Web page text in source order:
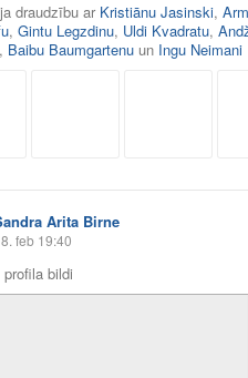
draudzību ar Kristiānu Jasinski,
, Gintu Legzdinu, Uldi Kvadratu,
, Baibu Baumgartenu un Ingu Neimani
Arita Birne
feb 19:40
bildi